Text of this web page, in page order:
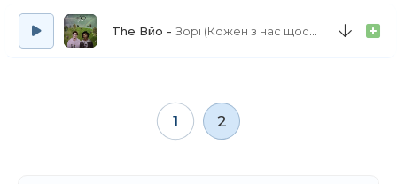
The Вйо Зорі (Кожен з нас щось може)
1 2